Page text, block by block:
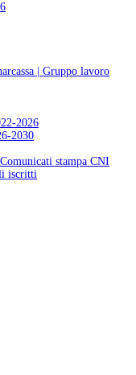
| Gruppo lavoro
2026
2030
stampa CNI
iscritti